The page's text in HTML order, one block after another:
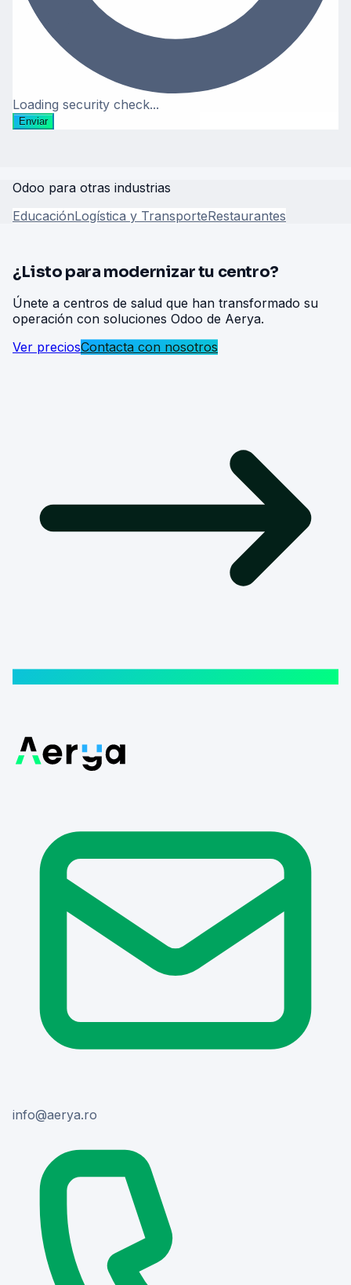
Loading security check...
Enviar
Odoo para otras industrias
EducaciónLogística y TransporteRestaurantes
¿Listo para modernizar tu centro?
Únete a centros de salud que han transformado su
operación con soluciones Odoo de Aerya.
Ver preciosContacta con nosotros
or.ayrea@ofni